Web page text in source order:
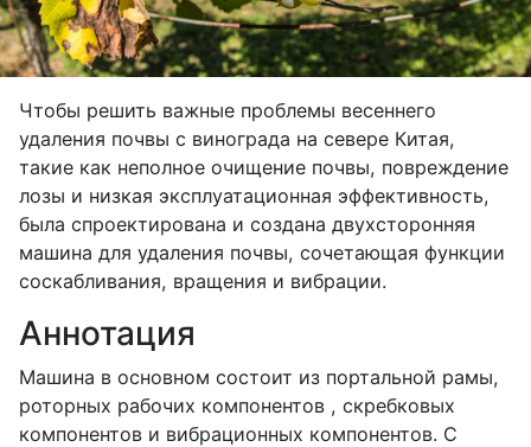
Чтобы решить важные проблемы весеннего
удаления почвы с винограда на севере Китая,
такие как неполное очищение почвы, повреждение
лозы и низкая эксплуатационная эффективность,
была спроектирована и создана двухсторонняя
машина для удаления почвы, сочетающая функции
соскабливания, вращения и вибрации.
Аннотация
Машина в основном состоит из портальной рамы,
роторных рабочих компонентов , скребковых
компонентов и вибрационных компонентов. С